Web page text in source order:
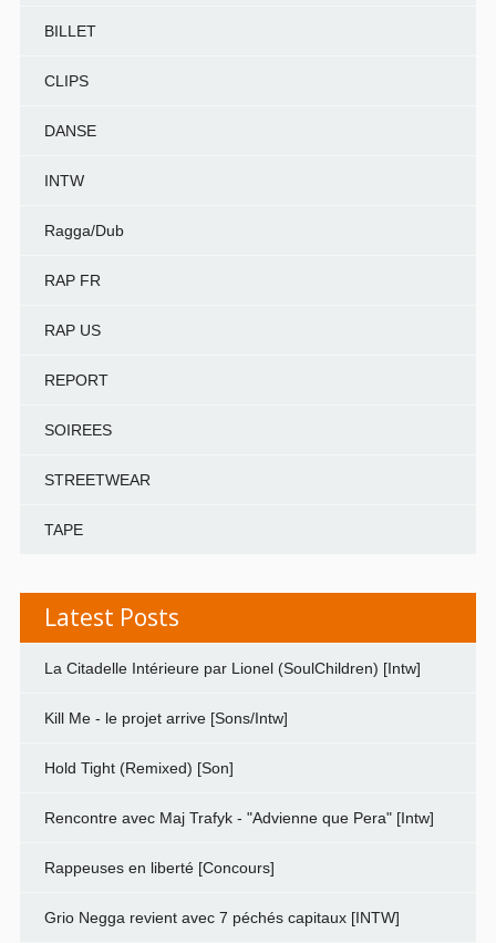
BILLET
CLIPS
DANSE
INTW
Ragga/Dub
RAP FR
RAP US
REPORT
SOIREES
STREETWEAR
TAPE
Latest Posts
La Citadelle Intérieure par Lionel (SoulChildren) [Intw]
Kill Me - le projet arrive [Sons/Intw]
Hold Tight (Remixed) [Son]
Rencontre avec Maj Trafyk - "Advienne que Pera" [Intw]
Rappeuses en liberté [Concours]
Grio Negga revient avec 7 péchés capitaux [INTW]